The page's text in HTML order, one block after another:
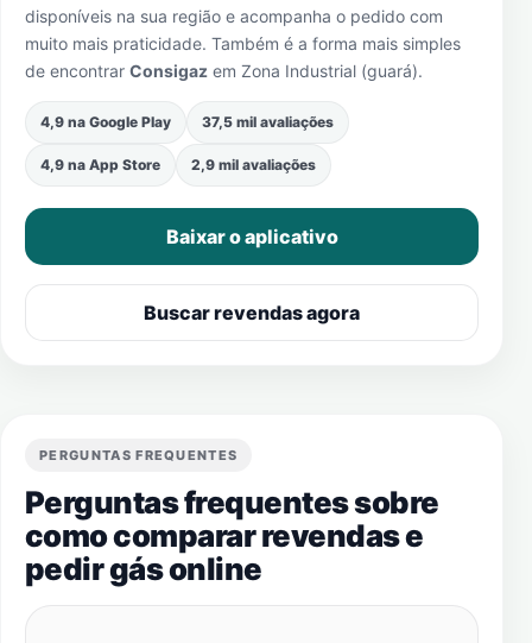
disponíveis na sua região e acompanha o pedido com
muito mais praticidade. Também é a forma mais simples
de encontrar Consigaz em Zona Industrial (guará).
4,9 na Google Play 37,5 mil avaliações
4,9 na App Store 2,9 mil avaliações
Baixar o aplicativo
Buscar revendas agora
PERGUNTAS FREQUENTES
Perguntas frequentes sobre
como comparar revendas e
pedir gás online